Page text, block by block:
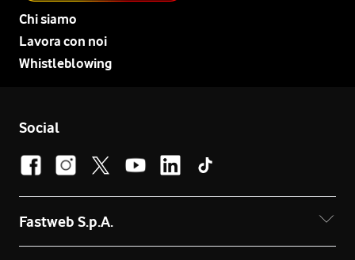
Chi siamo
Lavora con noi
Whistleblowing
Social
Fastweb S.p.A.